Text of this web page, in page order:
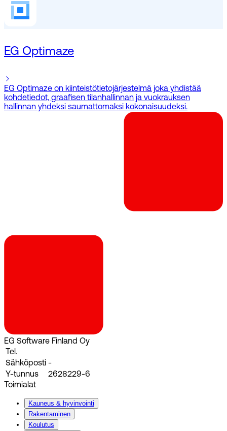
EG Optimaze
EG Optimaze on kiinteistötietojärjestelmä joka yhdistää
kohdetiedot, graafisen tilanhallinnan ja vuokrauksen
hallinnan yhdeksi saumattomaksi kokonaisuudeksi.
EG Software Finland Oy
Tel.
Sähköposti -
Y-tunnus
2628229-6
Toimialat
Kauneus & hyvinvointi
Rakentaminen
Koulutus